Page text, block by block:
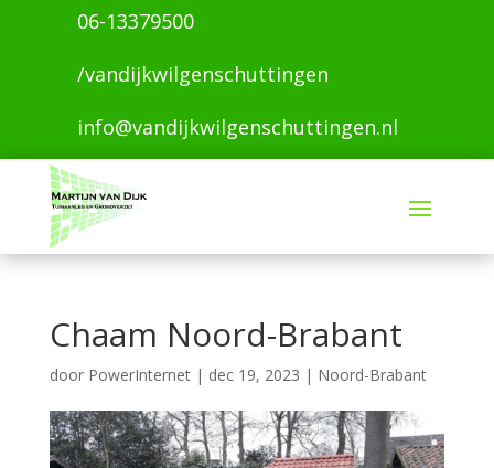
06-13379500
/vandijkwilgenschuttingen
info@vandijkwilgenschuttingen.nl
Chaam Noord-Brabant
door PowerInternet| dec 19, 2023 | Noord-Brabant